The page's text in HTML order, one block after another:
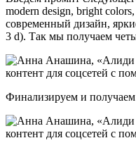
modern design, bright
современный дизайн,
3 d). Так мы получаем
Финализируем и получаем